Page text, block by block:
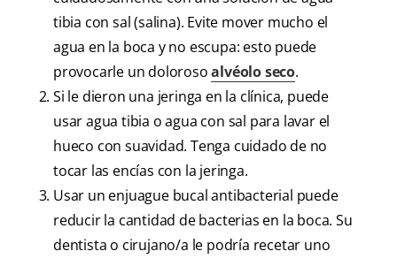
tibia con sal (salina). Evite mover mucho el
agua en la boca y no escupa: esto puede
provocarle un dolorosoalvéolo seco.
Si le dieron una jeringa en la clínica, puede
usar agua tibia o agua con sal para lavar el
hueco con suavidad. Tenga cuidado de no
tocar las encías con la jeringa.
Usar un enjuague bucal antibacterial puede
reducir la cantidad de bacterias en la boca. Su
dentista o cirujano/a le podría recetar uno